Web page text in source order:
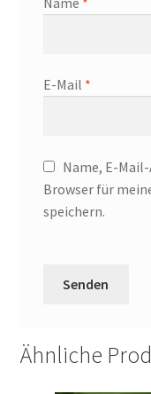
E-Mail *
Name, E-
Browser für
speichern.
Ähnliche